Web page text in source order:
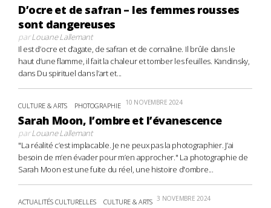
D’ocre et de safran – les femmes rousses
sont dangereuses
parLouane Lallemant
Il est d’ocre et d’agate, de safran et de cornaline. Il brûle dans le
haut d’une flamme, il fait la chaleur et tomber les feuilles. Kandinsky,
dans Du spirituel dans l’art et...
CULTURE & ARTS PHOTOGRAPHIE 10 NOVEMBRE 2024
Sarah Moon, l’ombre et l’évanescence
parLouane Lallemant
"La réalité c’est implacable. Je ne peux pas la photographier. J’ai
besoin de m’en évader pour m’en approcher." La photographie de
Sarah Moon est une fuite du réel, une histoire d'ombre...
ACTUALITÉS CULTURELLES CULTURE & ARTS 3 NOVEMBRE 2024